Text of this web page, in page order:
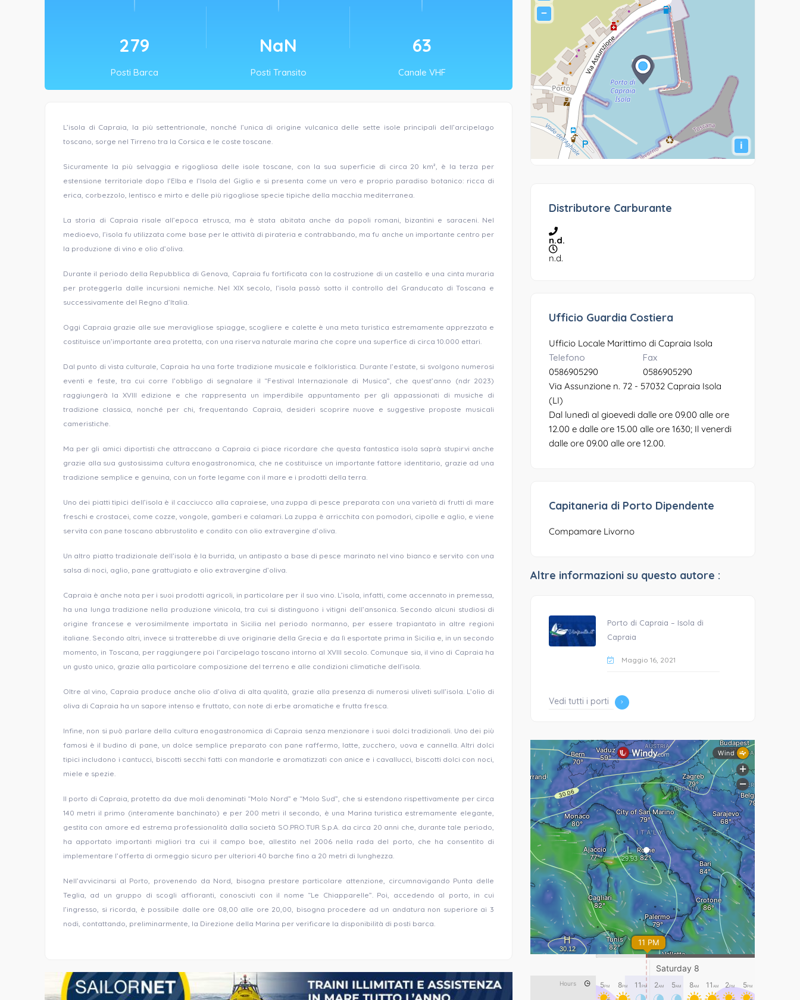
303
Posti Barca
NaN
Posti Transito
69
Canale VHF
L’isola di Capraia, la più settentrionale, nonché l’unica di origine vulcanica delle sette isole principali dell’arcipelago
toscano, sorge nel Tirreno tra la Corsica e le coste toscane.
Sicuramente la più selvaggia e rigogliosa delle isole toscane, con la sua superficie di circa 20 km², è la terza per
estensione territoriale dopo l’Elba e l’Isola del Giglio e si presenta come un vero e proprio paradiso botanico: ricca di
erica, corbezzolo, lentisco e mirto e delle più rigogliose specie tipiche della macchia mediterranea.
La storia di Capraia risale all’epoca etrusca, ma è stata abitata anche da popoli romani, bizantini e saraceni. Nel
medioevo, l’isola fu utilizzata come base per le attività di pirateria e contrabbando, ma fu anche un importante centro per
la produzione di vino e olio d’oliva.
Durante il periodo della Repubblica di Genova, Capraia fu fortificata con la costruzione di un castello e una cinta muraria
per proteggerla dalle incursioni nemiche. Nel XIX secolo, l’isola passò sotto il controllo del Granducato di Toscana e
successivamente del Regno d’Italia.
Oggi Capraia grazie alle sue meravigliose spiagge, scogliere e calette è una meta turistica estremamente apprezzata e
costituisce un’importante area protetta, con una riserva naturale marina che copre una superfice di circa 10.000 ettari.
Dal punto di vista culturale, Capraia ha una forte tradizione musicale e folkloristica. Durante l’estate, si svolgono numerosi
eventi e feste, tra cui corre l’obbligo di segnalare il “Festival Internazionale di Musica”, che quest’anno (ndr 2023)
raggiungerà la XVIII edizione e che rappresenta un imperdibile appuntamento per gli appassionati di musiche di
tradizione classica, nonché per chi, frequentando Capraia, desideri scoprire nuove e suggestive proposte musicali
cameristiche.
Ma per gli amici diportisti che attraccano a Capraia ci piace ricordare che questa fantastica isola saprà stupirvi anche
grazie alla sua gustosissima cultura enogastronomica, che ne costituisce un importante fattore identitario, grazie ad una
tradizione semplice e genuina, con un forte legame con il mare e i prodotti della terra.
Uno dei piatti tipici dell’isola è il cacciucco alla capraiese, una zuppa di pesce preparata con una varietà di frutti di mare
freschi e crostacei, come cozze, vongole, gamberi e calamari. La zuppa è arricchita con pomodori, cipolle e aglio, e viene
servita con pane toscano abbrustolito e condito con olio extravergine d’oliva.
Un altro piatto tradizionale dell’isola è la burrida, un antipasto a base di pesce marinato nel vino bianco e servito con una
salsa di noci, aglio, pane grattugiato e olio extravergine d’oliva.
Capraia è anche nota per i suoi prodotti agricoli, in particolare per il suo vino. L’isola, infatti, come accennato in premessa,
ha una lunga tradizione nella produzione vinicola, tra cui si distinguono i vitigni dell’ansonica. Secondo alcuni studiosi di
origine francese e verosimilmente importata in Sicilia nel periodo normanno, per essere trapiantato in altre regioni
italiane. Secondo altri, invece si tratterebbe di uve originarie della Grecia e da lì esportate prima in Sicilia e, in un secondo
momento, in Toscana, per raggiungere poi l’arcipelago toscano intorno al XVIII secolo. Comunque sia, il vino di Capraia ha
un gusto unico, grazie alla particolare composizione del terreno e alle condizioni climatiche dell’isola.
Oltre al vino, Capraia produce anche olio d’oliva di alta qualità, grazie alla presenza di numerosi uliveti sull’isola. L’olio di
oliva di Capraia ha un sapore intenso e fruttato, con note di erbe aromatiche e frutta fresca.
Infine, non si può parlare della cultura enogastronomica di Capraia senza menzionare i suoi dolci tradizionali. Uno dei più
famosi è il budino di pane, un dolce semplice preparato con pane raffermo, latte, zucchero, uova e cannella. Altri dolci
tipici includono i cantucci, biscotti secchi fatti con mandorle e aromatizzati con anice e i cavallucci, biscotti dolci con noci,
miele e spezie.
Il porto di Capraia, protetto da due moli denominati “Molo Nord” e “Molo Sud”, che si estendono rispettivamente per circa
140 metri il primo (interamente banchinato) e per 200 metri il secondo, è una Marina turistica estremamente elegante,
gestita con amore ed estrema professionalità dalla società SO.PRO.TUR S.p.A. da circa 20 anni che, durante tale periodo,
ha apportato importanti migliori tra cui il campo boe, allestito nel 2006 nella rada del porto, che ha consentito di
implementare l’offerta di ormeggio sicuro per ulteriori 40 barche fino a 20 metri di lunghezza.
Nell’avvicinarsi al Porto, provenendo da Nord, bisogna prestare particolare attenzione, circumnavigando Punta delle
Teglia, ad un gruppo di scogli affioranti, conosciuti con il nome “Le Chiapparelle”. Poi, accedendo al porto, in cui
l’ingresso, si ricorda, è possibile dalle ore 08,00 alle ore 20,00, bisogna procedere ad un andatura non superiore ai 3
nodi, contattando, preliminarmente, la Direzione della Marina per verificare la disponibilità di posti barca.
−
i
Distributore Carburante
n.d.
n.d.
Ufficio Guardia Costiera
Ufficio Locale Marittimo di Capraia Isola
Telefono
0586905290
Fax
0586905290
Via Assunzione n. 72 - 57032 Capraia Isola
(LI)
Dal lunedì al gioevedi dalle ore 09.00 alle ore
12.00 e dalle ore 15.00 alle ore 1630; Il venerdi
dalle ore 09.00 alle ore 12.00.
Capitaneria di Porto Dipendente
Compamare Livorno
Altre informazioni su questo autore :
Porto di Capraia – Isola di
Capraia
Maggio 16, 2021
Vedi tutti i porti